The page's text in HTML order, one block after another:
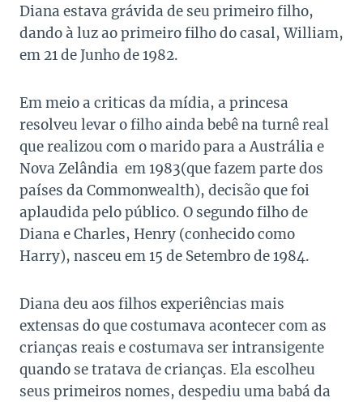
Diana estava grávida de seu primeiro filho,
dando à luz ao primeiro filho do casal, William,
em 21 de Junho de 1982.
Em meio a criticas da mídia, a princesa
resolveu levar o filho ainda bebê na turnê real
que realizou com o marido para a Austrália e
Nova Zelândia em 1983(que fazem parte dos
países da Commonwealth), decisão que foi
aplaudida pelo público. O segundo filho de
Diana e Charles, Henry (conhecido como
Harry), nasceu em 15 de Setembro de 1984.
Diana deu aos filhos experiências mais
extensas do que costumava acontecer com as
crianças reais e costumava ser intransigente
quando se tratava de crianças. Ela escolheu
seus primeiros nomes, despediu uma babá da